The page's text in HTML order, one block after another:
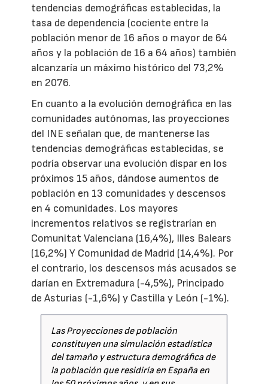
tendencias demográficas establecidas, la
tasa de dependencia (cociente entre la
población menor de 16 años o mayor de 64
años y la población de 16 a 64 años) también
alcanzaría un máximo histórico del 73,2%
en 2076.
En cuanto a la evolución demográfica en las
comunidades autónomas, las proyecciones
del INE señalan que, de mantenerse las
tendencias demográficas establecidas, se
podría observar una evolución dispar en los
próximos 15 años, dándose aumentos de
población en 13 comunidades y descensos
en 4 comunidades. Los mayores
incrementos relativos se registrarían en
Comunitat Valenciana (16,4%), Illes Balears
(16,2%) Y Comunidad de Madrid (14,4%). Por
el contrario, los descensos más acusados se
darían en Extremadura (-4,5%), Principado
de Asturias (-1,6%) y Castilla y León (-1%).
Las Proyecciones de población
constituyen una simulación estadística
del tamaño y estructura demográfica de
la población que residiría en España en